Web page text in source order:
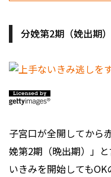
分娩第2期（娩出期）
子宮口が全開してから
娩第2期（晩出期）」と
いきみを開始してもOK